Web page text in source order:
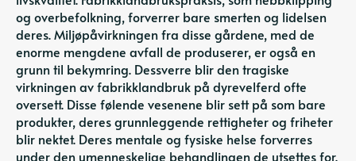
og overbefolkning, forverrer bare smerten og lidelsen
deres. Miljøpåvirkningen fra disse gårdene, med de
enorme mengdene avfall de produserer, er også en
grunn til bekymring. Dessverre blir den tragiske
virkningen av fabrikklandbruk på dyrevelferd ofte
oversett. Disse følende vesenene blir sett på som bare
produkter, deres grunnleggende rettigheter og friheter
blir nektet. Deres mentale og fysiske helse forverres
under den umenneskelige behandlingen de utsettes for.